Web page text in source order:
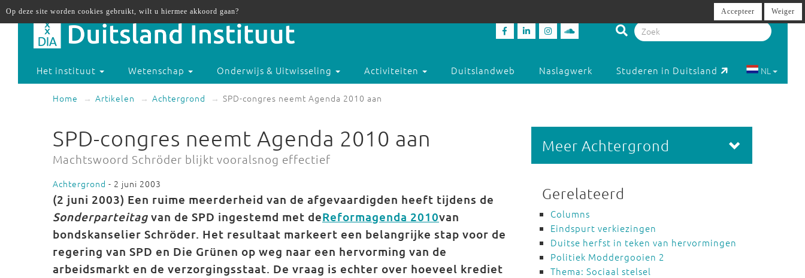
Het instituut Wetenschap Onderwijs & Uitwisseling Activiteiten Duitslandweb Naslagwerk Studeren in Duitsland NL
Home Artikelen Achtergrond SPD-congres neemt Agenda 2010 aan
SPD-congres neemt Agenda 2010 aan
Machtswoord Schröder blijkt vooralsnog effectief
Achtergrond - 2 juni 2003
(2 juni 2003) Een ruime meerderheid van de afgevaardigden heeft tijdens de
Sonderparteitag van de SPD ingestemd met deReformagenda 2010van
bondskanselier Schröder. Het resultaat markeert een belangrijke stap voor de
regering van SPD en Die Grünen op weg naar een hervorming van de
arbeidsmarkt en de verzorgingsstaat. De vraag is echter over hoeveel krediet
Meer Achtergrond
Gerelateerd
Columns
Eindspurt verkiezingen
Duitse herfst in teken van hervormingen
Politiek Moddergooien 2
Thema: Sociaal stelsel
Op deze site worden cookies gebruikt, wilt u hiermee akkoord gaan? Accepteer Weiger